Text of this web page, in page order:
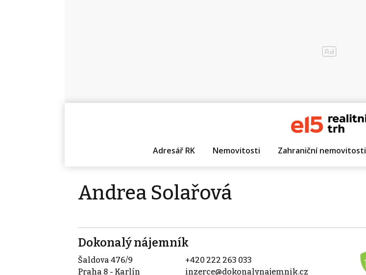
Adresář RK Nemovitosti Zahraniční nemovitosti
Andrea Solařová
Dokonalý nájemník
Šaldova 476/9
Praha 8 - Karlín
+420 222 263 033
inzerce@dokonalynajemnik.cz